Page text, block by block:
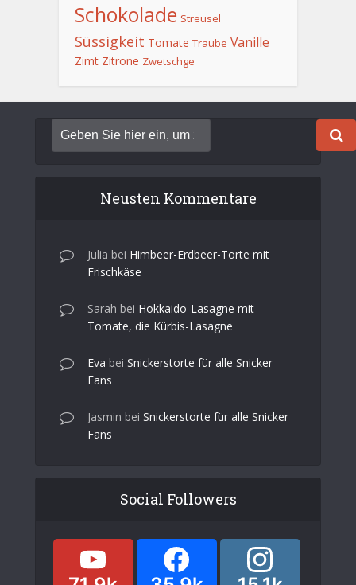
Schokolade Streusel
Süssigkeit Tomate Traube Vanille
Zimt Zitrone Zwetschge
Neusten Kommentare
Julia bei Himbeer-Erdbeer-Torte mit
Frischkäse
Sarah bei Hokkaido-Lasagne mit
Tomate, die Kürbis-Lasagne
Eva bei Snickerstorte für alle Snicker
Fans
Jasmin bei Snickerstorte für alle Snicker
Fans
Social Followers